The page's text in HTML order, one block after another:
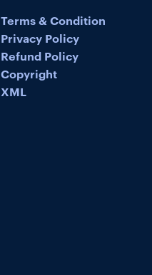
Terms & Condition
Privacy Policy
Refund Policy
Copyright
XML